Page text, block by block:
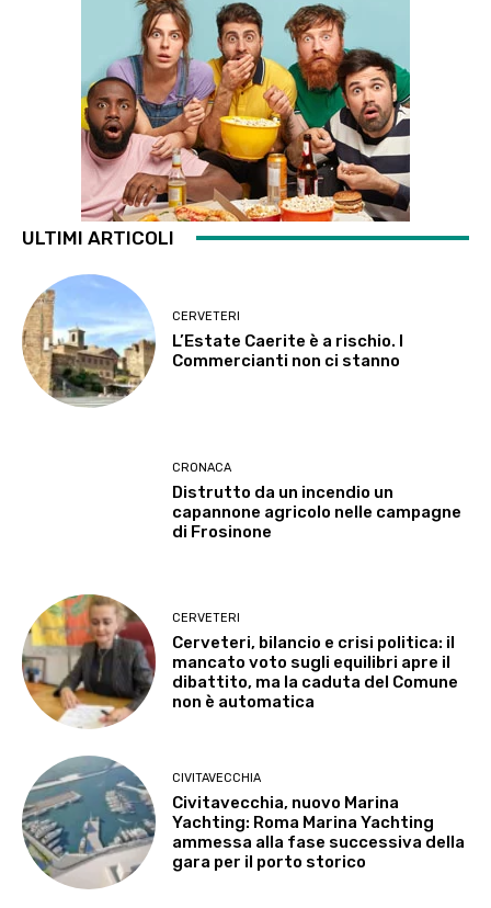
ULTIMI ARTICOLI
CERVETERI
L’Estate Caerite è a rischio. I
Commercianti non ci stanno
CRONACA
Distrutto da un incendio un
capannone agricolo nelle campagne
di Frosinone
CERVETERI
Cerveteri, bilancio e crisi politica: il
mancato voto sugli equilibri apre il
dibattito, ma la caduta del Comune
non è automatica
CIVITAVECCHIA
Civitavecchia, nuovo Marina
Yachting: Roma Marina Yachting
ammessa alla fase successiva della
gara per il porto storico